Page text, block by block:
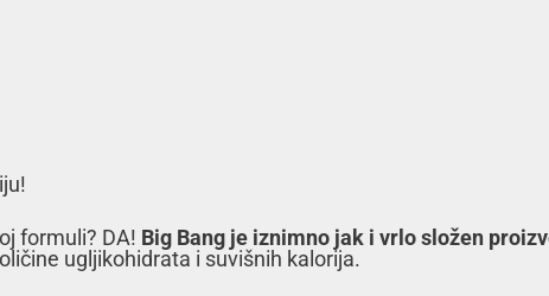
formuli? DA! Big Bang je iznimno jak i vrlo složen
ugljikohidrata i suvišnih kalorija.